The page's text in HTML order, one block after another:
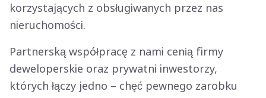
korzystających z obsługiwanych przez nas
nieruchomości.
Partnerską współpracę z nami cenią firmy
deweloperskie oraz prywatni inwestorzy,
których łączy jedno – chęć pewnego zarobku